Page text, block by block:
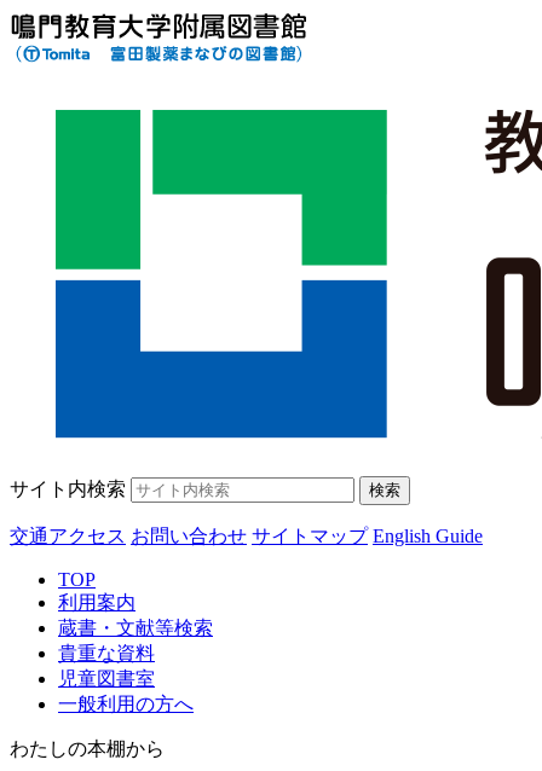
サイト内検索 検索
交通アクセス お問い合わせ サイトマップ English Guide
TOP
利用案内
蔵書・文献等検索
貴重な資料
児童図書室
一般利用の方へ
わたしの本棚から